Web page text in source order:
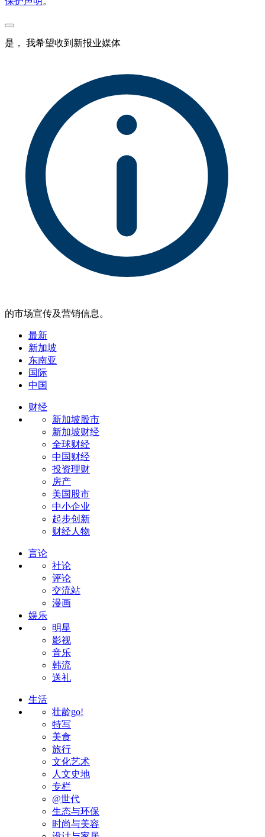
是， 我希望收到新报业媒体
的市场宣传及营销信息。
最新
新加坡
东南亚
国际
中国
财经
新加坡股市
新加坡财经
全球财经
中国财经
投资理财
房产
美国股市
中小企业
起步创新
财经人物
言论
社论
评论
交流站
漫画
娱乐
明星
影视
音乐
韩流
送礼
生活
壮龄go!
特写
美食
旅行
文化艺术
人文史地
专栏
@世代
生态与环保
时尚与美容